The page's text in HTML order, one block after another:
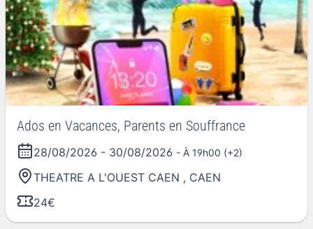
Ados en Vacances, Parents en Souffrance
28/08/2026 - 30/08/2026 - À 19h00 (+2)
THEATRE A L'OUEST CAEN , CAEN
24€